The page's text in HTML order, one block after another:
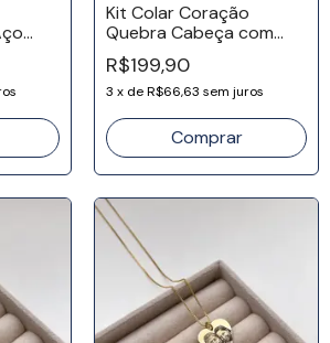
Kit Colar Coração
Quebra Cabeça com
Inicial - Aço Inox
R$199,90
3 x deR$66,63 sem juros